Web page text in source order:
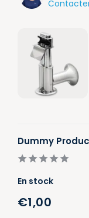
Dummy
En stock
€1,00